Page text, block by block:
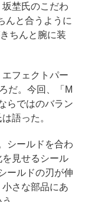
埜氏のこだわ
んと合うように
ちんと腕に装
フェクトパー
だ。今回、「M
らではのバラン
語った。
シールドを合わ
見せるシール
ールドの刃が伸
さな部品にあ